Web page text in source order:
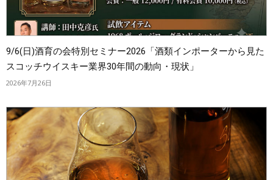
9/6(日)酒育の会特別セミナー2026「酒類インポーターから見た
スコッチウイスキー業界30年間の動向・現状」
2026年7月26日